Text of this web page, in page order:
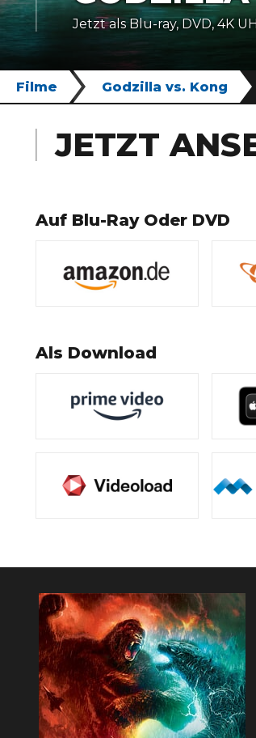
Jetzt als Blu-ray, DVD, 4K
Filme Godzilla vs. Kong
JETZT
Auf Blu-Ray Oder DVD
Als Download